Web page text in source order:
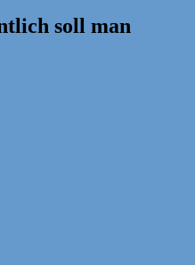
soll man